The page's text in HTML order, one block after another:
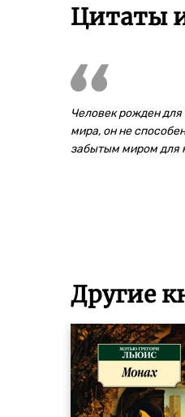
Цитаты
Человек рожден для
мира, он не
забытым миром для
Другие